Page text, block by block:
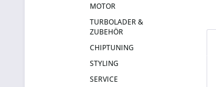
MOTOR
TURBOLADER &
ZUBEHÖR
CHIPTUNING
STYLING
SERVICE